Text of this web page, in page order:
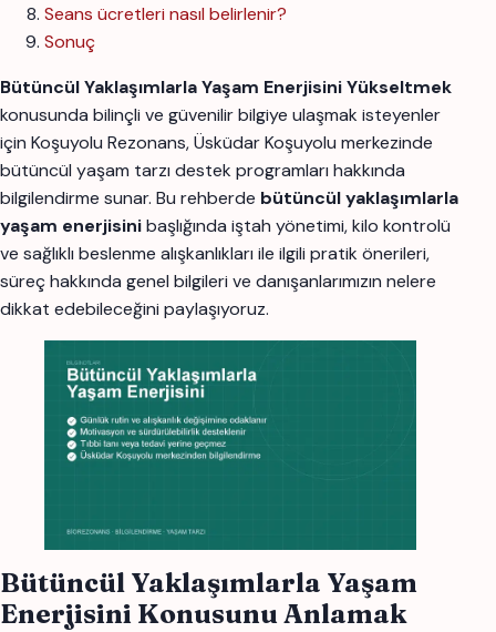
Seans ücretleri nasıl belirlenir?
Sonuç
Bütüncül Yaklaşımlarla Yaşam Enerjisini Yükseltmek
konusunda bilinçli ve güvenilir bilgiye ulaşmak isteyenler
için Koşuyolu Rezonans, Üsküdar Koşuyolu merkezinde
bütüncül yaşam tarzı destek programları hakkında
bilgilendirme sunar. Bu rehberde bütüncül yaklaşımlarla
yaşam enerjisinibaşlığında iştah yönetimi, kilo kontrolü
ve sağlıklı beslenme alışkanlıkları ile ilgili pratik önerileri,
süreç hakkında genel bilgileri ve danışanlarımızın nelere
dikkat edebileceğini paylaşıyoruz.
Bütüncül Yaklaşımlarla Yaşam
Enerjisini Konusunu Anlamak